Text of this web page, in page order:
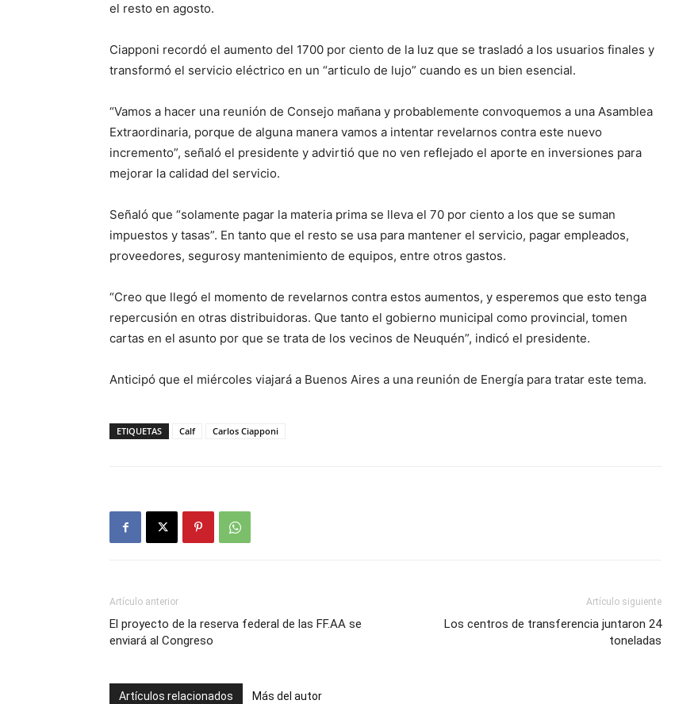
el resto en agosto.
Ciapponi recordó el aumento del 1700 por ciento de la luz que se trasladó a los usuarios finales y
transformó el servicio eléctrico en un “articulo de lujo” cuando es un bien esencial.
“Vamos a hacer una reunión de Consejo mañana y probablemente convoquemos a una Asamblea
Extraordinaria, porque de alguna manera vamos a intentar revelarnos contra este nuevo
incremento”, señaló el presidente y advirtió que no ven reflejado el aporte en inversiones para
mejorar la calidad del servicio.
Señaló que “solamente pagar la materia prima se lleva el 70 por ciento a los que se suman
impuestos y tasas”. En tanto que el resto se usa para mantener el servicio, pagar empleados,
proveedores, segurosy mantenimiento de equipos, entre otros gastos.
“Creo que llegó el momento de revelarnos contra estos aumentos, y esperemos que esto tenga
repercusión en otras distribuidoras. Que tanto el gobierno municipal como provincial, tomen
cartas en el asunto por que se trata de los vecinos de Neuquén”, indicó el presidente.
Anticipó que el miércoles viajará a Buenos Aires a una reunión de Energía para tratar este tema.
ETIQUETAS Calf Carlos Ciapponi
Artículo anterior
El proyecto de la reserva federal de las FF.AA se
enviará al Congreso
Artículo siguiente
Los centros de transferencia juntaron 24
toneladas
Artículos relacionados Más del autor